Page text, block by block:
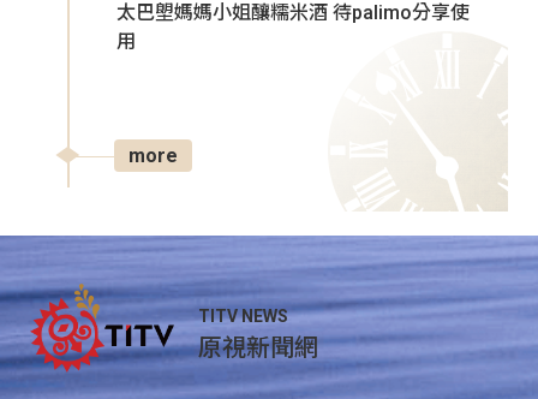
太巴塱媽媽小姐釀糯米酒 待palimo分享使
用
more
TITV NEWS
原視新聞網